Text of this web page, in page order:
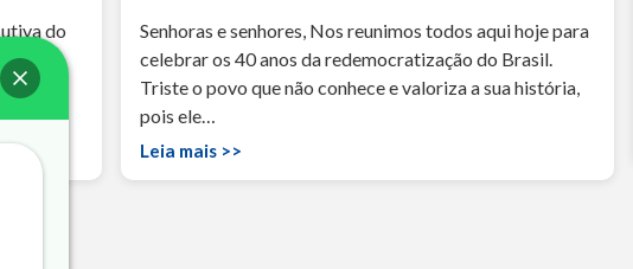
do
Senhoras e senhores, Nos reunimos todos aqui hoje para
celebrar os 40 anos da redemocratização do Brasil.
Triste o povo que não conhece e valoriza a sua história,
pois ele…
Leia mais >>